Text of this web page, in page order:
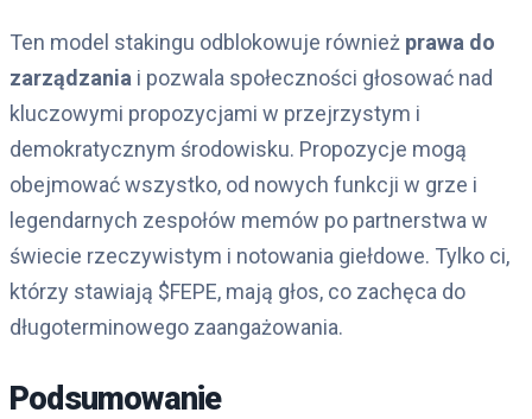
Ten model stakingu odblokowuje również prawa do
zarządzania i pozwala społeczności głosować nad
kluczowymi propozycjami w przejrzystym i
demokratycznym środowisku. Propozycje mogą
obejmować wszystko, od nowych funkcji w grze i
legendarnych zespołów memów po partnerstwa w
świecie rzeczywistym i notowania giełdowe. Tylko ci,
którzy stawiają $FEPE, mają głos, co zachęca do
długoterminowego zaangażowania.
Podsumowanie